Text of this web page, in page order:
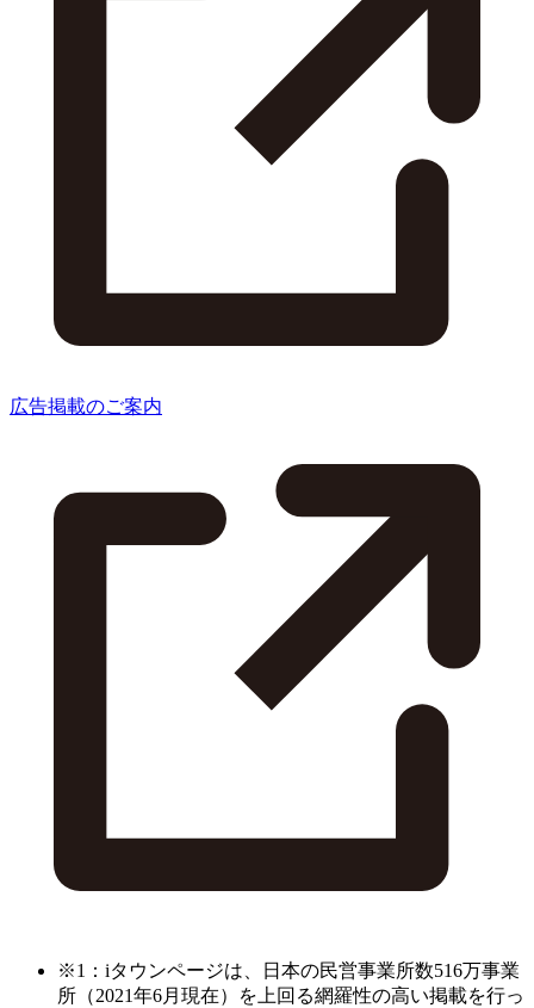
広告掲載のご案内
※1：iタウンページは、日本の民営事業所数516万事業
所（2021年6月現在）を上回る網羅性の高い掲載を行っ